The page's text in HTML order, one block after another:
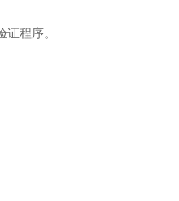
程序。